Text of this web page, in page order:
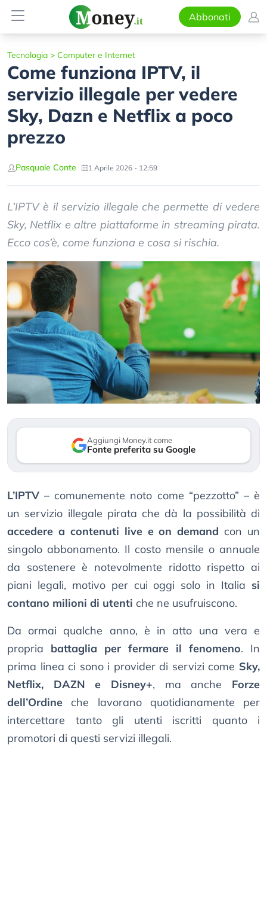
Abbonati
Tecnologia > Computer e Internet
Come funziona IPTV, il
servizio illegale per vedere
Sky, Dazn e Netflix a poco
prezzo
Pasquale Conte 1 Aprile 2026 - 12:59
L’IPTV è il servizio illegale che permette di vedere
Sky, Netflix e altre piattaforme in streaming pirata.
Ecco cos’è, come funziona e cosa si rischia.
Aggiungi Money.it come
Fonte preferita su Google
L’IPTV – comunemente noto come “pezzotto” – è
un servizio illegale pirata che dà la possibilità di
accedere a contenuti live e on demand con un
singolo abbonamento. Il costo mensile o annuale
da sostenere è notevolmente ridotto rispetto ai
piani legali, motivo per cui oggi solo in Italia si
contano milioni di utenti che ne usufruiscono.
Da ormai qualche anno, è in atto una vera e
propria battaglia per fermare il fenomeno. In
prima linea ci sono i provider di servizi come Sky,
Netflix, DAZN e Disney+, ma anche Forze
dell’Ordine che lavorano quotidianamente per
intercettare tanto gli utenti iscritti quanto i
promotori di questi servizi illegali.